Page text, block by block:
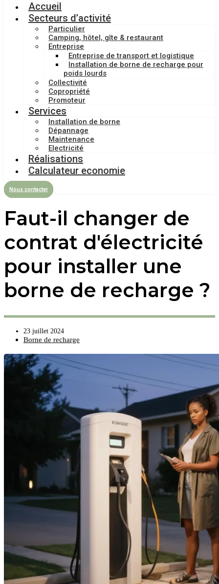
Accueil
Secteurs d’activité
Particulier
Camping, hôtel, gîte & restaurant
Entreprise
Entreprise de transport et logistique
Installation de borne de recharge pour
poids lourds
Collectivité
Copropriété
Promoteur
Services
Installation de borne
Dépannage
Maintenance
Electricité
Réalisations
Calculateur economie
Nous contacter
Faut-il changer de
contrat d'électricité
pour installer une
borne de recharge ?
23 juillet 2024
Borne de recharge